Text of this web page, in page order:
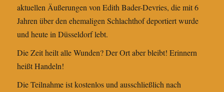
aktuellen Äußerungen von Edith Bader-Devries, die mit 6
Jahren über den ehemaligen Schlachthof deportiert wurde
und heute in Düsseldorf lebt.
Die Zeit heilt alle Wunden? Der Ort aber bleibt! Erinnern
heißt Handeln!
Die Teilnahme ist kostenlos und ausschließlich nach